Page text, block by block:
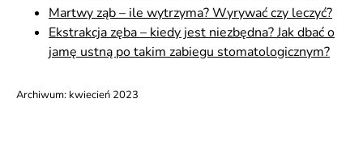
Martwy ząb – ile wytrzyma? Wyrywać czy leczyć?
Ekstrakcja zęba – kiedy jest niezbędna? Jak dbać o
jamę ustną po takim zabiegu stomatologicznym?
Archiwum: kwiecień 2023